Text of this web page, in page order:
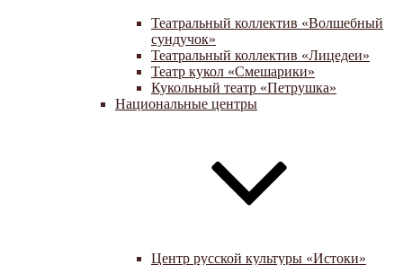
Театральный коллектив «Волшебный
сундучок»
Театральный коллектив «Лицедеи»
Театр кукол «Смешарики»
Кукольный театр «Петрушка»
Национальные центры
Центр русской культуры «Истоки»